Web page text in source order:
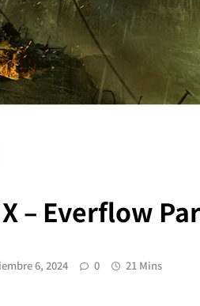
– Everflow
6, 2024 0 21 Mins